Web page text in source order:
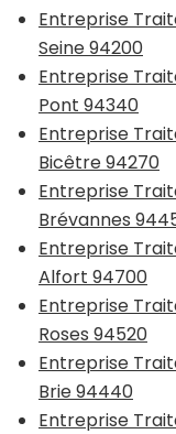
Entreprise
Seine 94200
Entreprise
Pont 94340
Entreprise
Bicêtre 94270
Entreprise
Brévannes
Entreprise
Alfort 94700
Entreprise
Roses 94520
Entreprise
Brie 94440
Entreprise